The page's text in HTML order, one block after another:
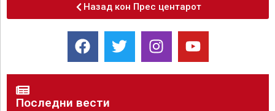
Назад кон Прес центарот
Последни вести